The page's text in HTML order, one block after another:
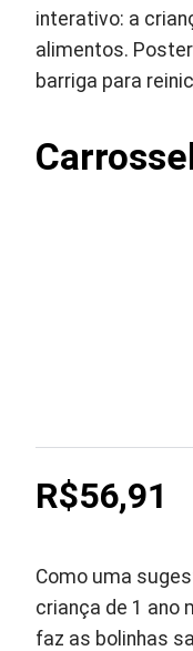
interativo: a
alimentos.
barriga para
R$56,91
Como uma
criança de 1 ano
faz as bolinhas